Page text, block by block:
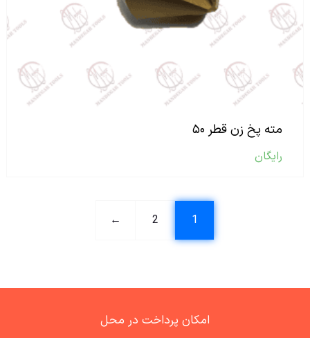
مته پخ زن قطر ۵۰
رایگان
1
2
←
امکان پرداخت در محل